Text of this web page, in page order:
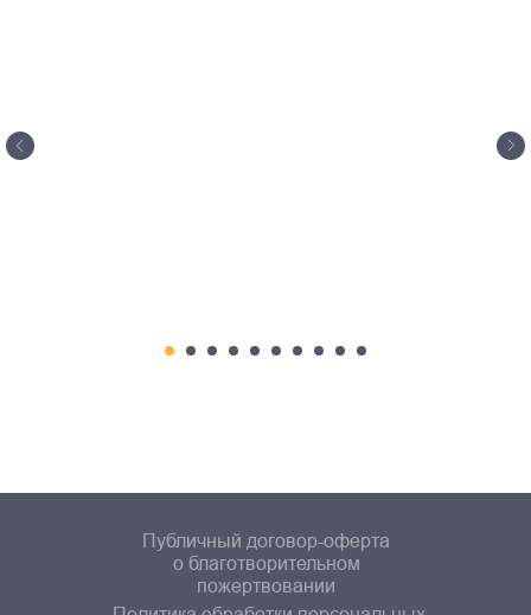
Публичный договор-оферта
о благотворительном
пожертвовании